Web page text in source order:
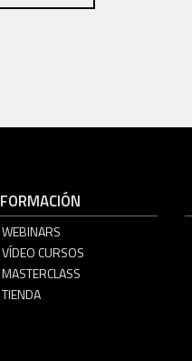
FORMACIÓN
WEBINARS
VÍDEO CURSOS
MASTERCLASS
TIENDA